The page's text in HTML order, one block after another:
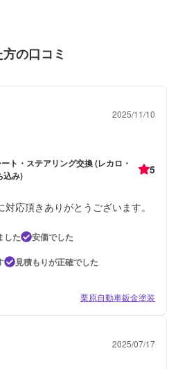
の口コミ
2025/11/10
ト・ステアリング交換 (レカロ・
込み)
5
応頂きありがとうございます。
した
安価でした
見積もりが正確でした
栗原自動車鈑金塗装
2025/07/17